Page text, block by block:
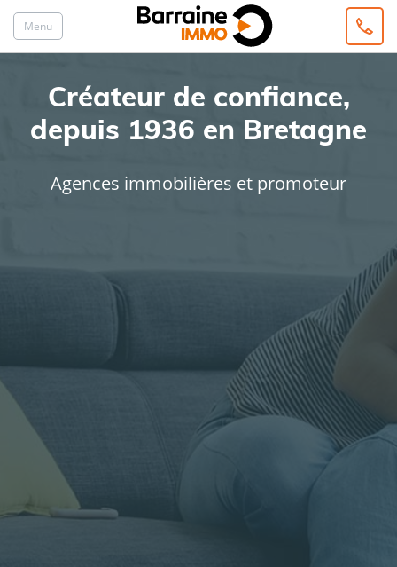
Menu
Créateur de confiance,
depuis 1936 en Bretagne
Agences immobilières et promoteur
Rayon